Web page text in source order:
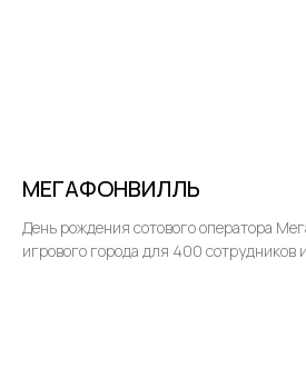
МЕГАФОНВИЛЛЬ
День рождения сотового оператора
игрового города для 400 сотрудников